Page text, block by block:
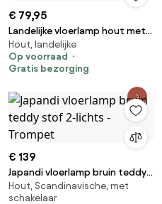
€ 79,95
Landelijke vloerlamp hout met
linnen kap naturel 32 cm - Mels
Hout, landelijke
Op voorraad
Gratis bezorging
€ 139
Japandi vloerlamp bruin teddy
stof 2-lichts - Trompet
Hout, Scandinavische, met
schakelaar